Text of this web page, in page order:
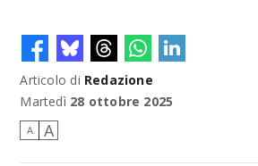
Articolo di Redazione
Martedì 28 ottobre 2025
A A